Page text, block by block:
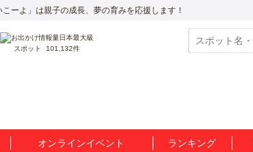
ーよ」は親子の成長、夢の育みを応援します！
スポット 101,132件
オンラインイベント ランキング